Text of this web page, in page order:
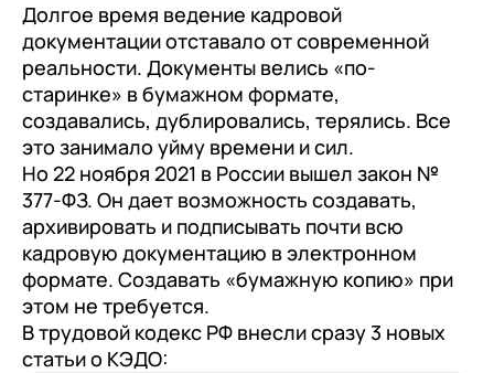
Долгое время ведение кадровой
документации отставало от современной
реальности. Документы велись «по-
старинке» в бумажном формате,
создавались, дублировались, терялись. Все
это занимало уйму времени и сил.
Но 22 ноября 2021 в России вышел закон №
377-ФЗ. Он дает возможность создавать,
архивировать и подписывать почти всю
кадровую документацию в электронном
формате. Создавать «бумажную копию» при
этом не требуется.
В трудовой кодекс РФ внесли сразу 3 новых
статьи о КЭДО: